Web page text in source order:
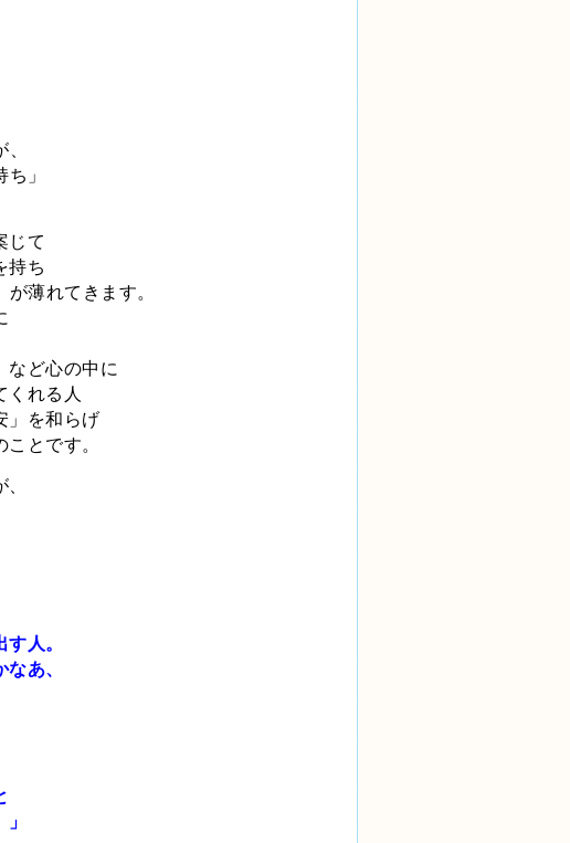
」
じて
持ち
薄れてきます。
など心の中に
くれる人
」を和らげ
とです。
人。
あ、